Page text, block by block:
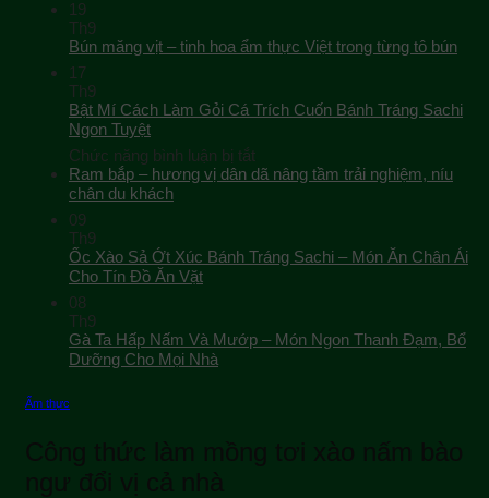
19
Th9
Bún măng vịt – tinh hoa ẩm thực Việt trong từng tô bún
17
Th9
Bật Mí Cách Làm Gỏi Cá Trích Cuốn Bánh Tráng Sachi
Ngon Tuyệt
Chức năng bình luận bị tắtở
Bật
Gỏi
Cá
Tráng
Ram bắp – hương vị dân dã nâng tầm trải nghiệm, níu
chân du khách
09
Th9
Ốc Xào Sả Ớt Xúc Bánh Tráng Sachi – Món Ăn Chân Ái
Cho Tín Đồ Ăn Vặt
08
Th9
Gà Ta Hấp Nấm Và Mướp – Món Ngon Thanh Đạm, Bổ
Dưỡng Cho Mọi Nhà
Ẩm thực
Công thức làm mồng tơi xào nấm bào
ngư đổi vị cả nhà